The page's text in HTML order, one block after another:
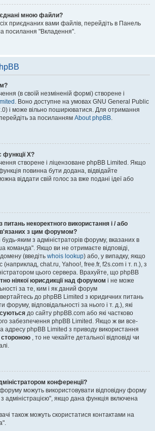
мною файли?
приєднаних вами файлів, перейдіть в Панель
посилання "Вкладення".
(в своїй незміненій формі) створене і
. Воно доступне на умовах GNU General Public
і може вільно поширюватися. Для отримання
за посиланням About phpBB.
X?
створене і ліцензоване phpBB Limited. Якщо
повинна бути додана, відвідайте
віддати свій голос за вже подані ідеї або
питань некоректного використання і / або
з цим форумом?
яким з адміністраторів форуму, вказаних в
команда". Якщо ви не отримаєте відповіді,
(введіть whois lookup) або, у випадку, якщо
(наприклад, chat.ru, Yahoo!, free.fr, f2s.com і т. п.), з
цього сервера. Врахуйте, що phpBB
ніякої юрисдикції над форумом і не може
за те, ким і як даний форум
до phpBB Limited з юридичних питань
відповідальності за нього і т. д.), які
до сайту phpBB.com або які частково
забезпечення phpBB Limited. Якщо ж ви все-
адресу phpBB Limited з приводу використання
, то не чекайте детальної відповіді чи
конференції?
форуму можуть використовувати відповідну форму
з адміністрацією", якщо дана функція включена
також можуть скористатися контактами на